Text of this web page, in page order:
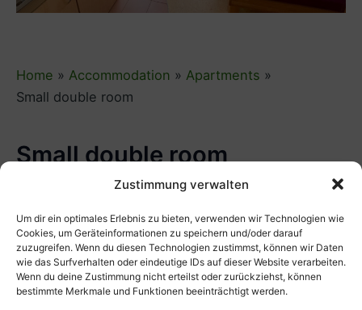
Zustimmung verwalten
Um dir ein optimales Erlebnis zu bieten, verwenden wir Technologien wie
Cookies, um Geräteinformationen zu speichern und/oder darauf
zuzugreifen. Wenn du diesen Technologien zustimmst, können wir Daten
wie das Surfverhalten oder eindeutige IDs auf dieser Website verarbeiten.
Wenn du deine Zustimmung nicht erteilst oder zurückziehst, können
bestimmte Merkmale und Funktionen beeinträchtigt werden.
Home Accommodation
Apartments
Small double room
Small double room
The wide view from the windows of our small
double room over the dyke and the Oder as far as
Poland always fascinates our guests. In addition to
the bed, 1.80 m wide, a small kitchen + fridge and a